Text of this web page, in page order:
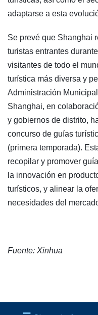
adaptarse a esta
Se prevé que Shanghai
turistas entrantes
visitantes de todo el
turística más diversa y
Administración
Shanghai, en
y gobiernos de distrito,
concurso de guías
(primera temporada).
recopilar y promover
la innovación en
turísticos, y alinear la
necesidades del
Fuente: Xinhua